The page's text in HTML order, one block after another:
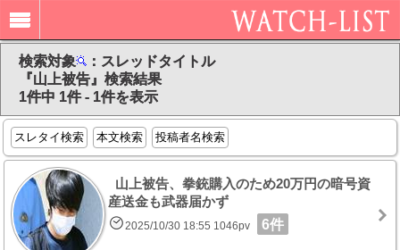
検索対象
：スレッドタイトル
『山上被告』検索結果
1件中 1件 - 1件を表示
スレタイ検索 本文検索 投稿者名検索
山上被告、拳銃購入のため20万円の暗号資
産送金も武器届かず
2025/10/30 18:55 1046pv 6件